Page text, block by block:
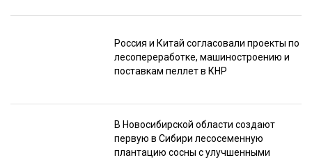
Россия и Китай согласовали проекты по
лесопереработке, машиностроению и
поставкам пеллет в КНР
В Новосибирской области создают
первую в Сибири лесосеменную
плантацию сосны с улучшенными